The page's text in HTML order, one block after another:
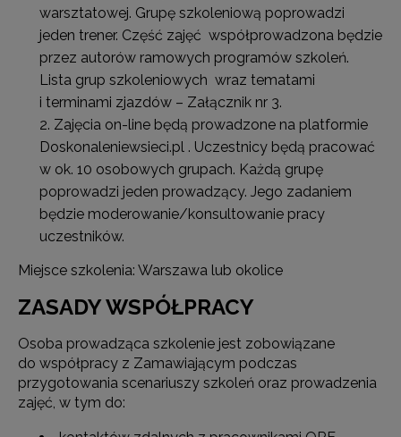
warsztatowej. Grupę szkoleniową poprowadzi
jeden trener. Część zajęć współprowadzona będzie
przez autorów ramowych programów szkoleń.
Lista grup szkoleniowych wraz tematami
i terminami zjazdów – Załącznik nr 3.
Zajęcia on-line będą prowadzone na platformie
Doskonaleniewsieci.pl . Uczestnicy będą pracować
w ok. 10 osobowych grupach. Każdą grupę
poprowadzi jeden prowadzący. Jego zadaniem
będzie moderowanie/konsultowanie pracy
uczestników.
Miejsce szkolenia: Warszawa lub okolice
ZASADY WSPÓŁPRACY
Osoba prowadząca szkolenie jest zobowiązane
do współpracy z Zamawiającym podczas
przygotowania scenariuszy szkoleń oraz prowadzenia
zajęć, w tym do: